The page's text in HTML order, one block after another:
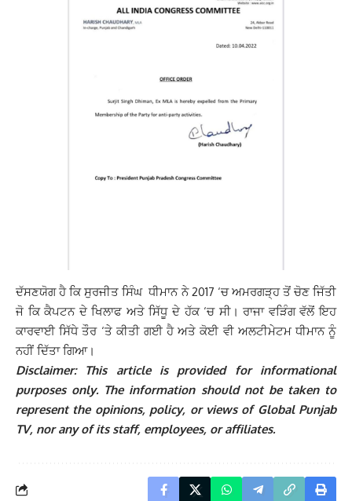
ਦੱਸਣਯੋਗ ਹੈ ਕਿ ਸੁਰਜੀਤ ਸਿੰਘ ਧੀਮਾਨ ਨੇ 2017 ‘ਚ ਅਮਰਗੜ੍ਹ ਤੋਂ ਚੋਣ ਜਿੱਤੀ
ਜੋ ਕਿ ਕੈਪਟਨ ਦੇ ਖਿਲਾਫ ਅਤੇ ਸਿੱਧੂ ਦੇ ਹੱਕ ‘ਚ ਸੀ। ਰਾਜਾ ਵੜਿੰਗ ਵੱਲੋਂ ਇਹ
ਕਾਰਵਾਈ ਸਿੱਧੇ ਤੌਰ ‘ਤੇ ਕੀਤੀ ਗਈ ਹੈ ਅਤੇ ਕੋਈ ਵੀ ਅਲਟੀਮੇਟਮ ਧੀਮਾਨ ਨੂੰ
ਨਹੀਂ ਦਿੱਤਾ ਗਿਆ।
Disclaimer: This article is provided for informational
purposes only. The information should not be taken to
represent the opinions, policy, or views of Global Punjab
TV, nor any of its staff, employees, or affiliates.